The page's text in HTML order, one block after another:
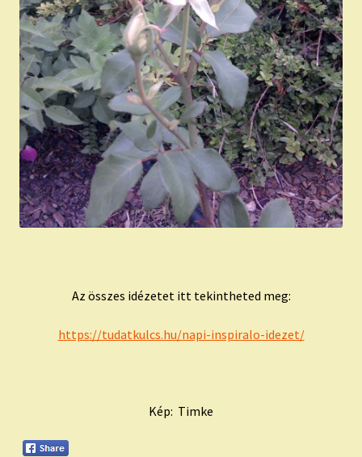
Az összes idézetet itt tekintheted meg:
https://tudatkulcs.hu/napi-inspiralo-idezet/
Kép: Timke